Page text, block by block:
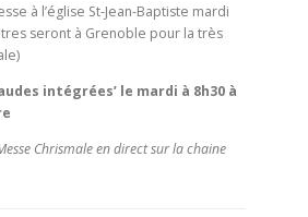
à l’église St-Jean-Baptiste mardi
seront à Grenoble pour la très
intégrées’ le mardi à 8h30 à
Chrismale en direct sur la chaine